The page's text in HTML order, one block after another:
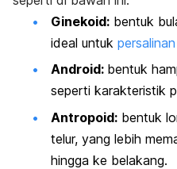
Ginekoid: bentuk
ideal untuk
Android: bentuk
seperti karakteristik
Antropoid: bentuk
telur, yang lebih
hingga ke belakang.